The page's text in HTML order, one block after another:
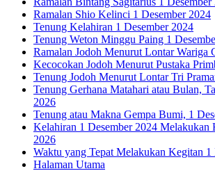
Ramalan Shio Kelinci 1 Desember 2024
Tenung Kelahiran 1 Desember 2024
Tenung Weton Minggu Paing 1
Ramalan Jodoh Menurut Lontar Wariga
Kecocokan Jodoh Menurut Pustaka
Tenung Jodoh Menurut Lontar Tri
Tenung Gerhana Matahari atau Bulan,
2026
Tenung atau Makna Gempa Bumi, 1
Kelahiran 1 Desember 2024 Melakukan
2026
Waktu yang Tepat Melakukan Kegitan 1
Halaman Utama